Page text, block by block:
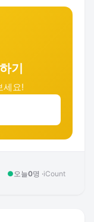
기
세요!
● 오늘0명 ·iCount